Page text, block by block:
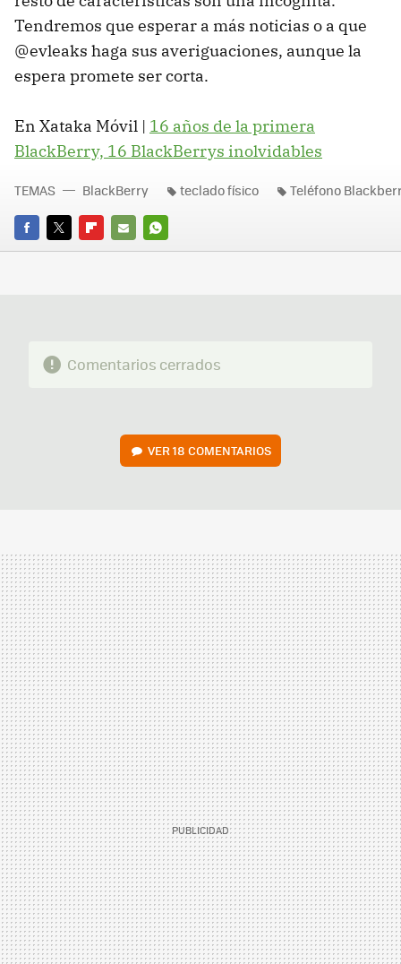
Tendremos que esperar a más noticias o a que
@evleaks haga sus averiguaciones, aunque la
espera promete ser corta.
En Xataka Móvil | 16 años de la primera
BlackBerry, 16 BlackBerrys inolvidables
FACEBOOK
TWITTERFLIPBOARD
E-
WHATSAPP
TEMAS BlackBerry teclado físico Teléfono
Comentarios cerrados
VER18 COMENTARIOS